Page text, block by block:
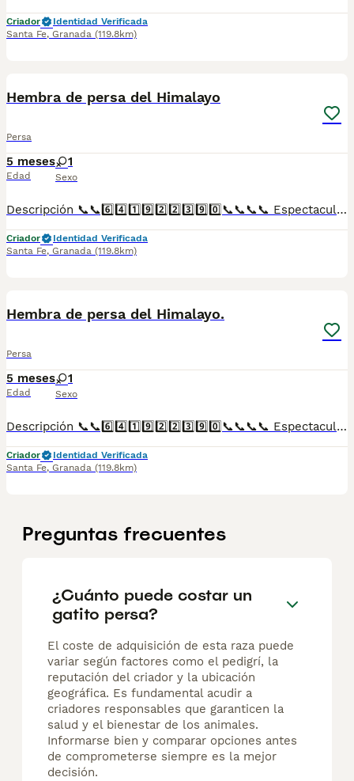
Criador
Identidad Verificada
Santa Fe, Granada (119.8km)
Hembra de persa del Himalayo
Persa
5 meses
Edad
1
Sexo
Descripción 📞📞6️⃣4️⃣1️⃣9️⃣2️⃣2️⃣3️⃣9️⃣0️⃣📞📞📞📞 Espectaculares camadas de perritos de persa del Himalayo nacionales descendientes de las mejores líneas de sangre. Disponibles tanto hembras como machos. Las camadas están bajo supervisión veterinaria desde su nacimiento hasta que son entregadas a su nueva familia. Criados por un equipo de profesionales y mejores personas que, con más de 20 años de experiencia , cuidan a los animales por vocación, aplicando una cría ética y responsable para que cada cachorro se desarrolle con la mejor salud y con un buen temperamento. Todos los cachorritos se entregan con unos dos meses y medio de edad y sus vacunas correspondientes, desparasitados interna y externamente, con certificado de salud, y garantía tanto por enfermedad vírica como congénito genética. Posibilidad de entregar en toda España mediante transporte propio preparado para animales y con chofer privado. Los precios pueden variar según las características y morfología de cada cachorro. Añádenos al whats app o llámanos, y encantados atenderemos todas tus dudas y consultas. Teléfono / Whats app: 641 92 23 90
Criador
Identidad Verificada
Santa Fe, Granada (119.8km)
Hembra de persa del Himalayo.
Persa
5 meses
Edad
1
Sexo
Descripción 📞📞6️⃣4️⃣1️⃣9️⃣2️⃣2️⃣3️⃣9️⃣0️⃣📞📞📞📞 Espectaculares camadas de perritos de persa del Himalayo nacionales descendientes de las mejores líneas de sangre. Disponibles tanto hembras como machos. Las camadas están bajo supervisión veterinaria desde su nacimiento hasta que son entregadas a su nueva familia. Criados por un equipo de profesionales y mejores personas que, con más de 20 años de experiencia , cuidan a los animales por vocación, aplicando una cría ética y responsable para que cada cachorro se desarrolle con la mejor salud y con un buen temperamento. Todos los cachorritos se entregan con unos dos meses y medio de edad y sus vacunas correspondientes, desparasitados interna y externamente, con certificado de salud, y garantía tanto por enfermedad vírica como congénito genética. Posibilidad de entregar en toda España mediante transporte propio preparado para animales y con chofer privado. Los precios pueden variar según las características y morfología de cada cachorro. Añádenos al whats app o llámanos, y encantados atenderemos todas tus dudas y consultas. Teléfono / Whats app: 641 92 23 90
Criador
Identidad Verificada
Santa Fe, Granada (119.8km)
Preguntas frecuentes
¿Cuánto puede costar un
gatito persa?
El coste de adquisición de esta raza puede
variar según factores como el pedigrí, la
reputación del criador y la ubicación
geográfica. Es fundamental acudir a
criadores responsables que garanticen la
salud y el bienestar de los animales.
Informarse bien y comparar opciones antes
de comprometerse siempre es la mejor
decisión.